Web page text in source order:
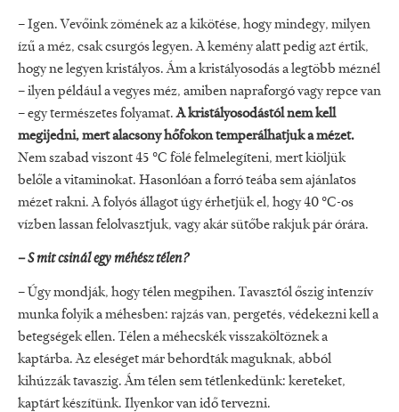
– Igen. Vevőink zömének az a kikötése, hogy mindegy, milyen
ízű a méz, csak csurgós legyen. A kemény alatt pedig azt értik,
hogy ne legyen kristályos. Ám a kristályosodás a legtöbb méznél
– ilyen például a vegyes méz, amiben napraforgó vagy repce van
– egy természetes folyamat.A kristályosodástól nem kell
megijedni, mert alacsony hőfokon temperálhatjuk a mézet.
Nem szabad viszont 45 °C fölé felmelegíteni, mert kiöljük
belőle a vitaminokat. Hasonlóan a forró teába sem ajánlatos
mézet rakni. A folyós állagot úgy érhetjük el, hogy 40 °C-os
vízben lassan felolvasztjuk, vagy akár sütőbe rakjuk pár órára.
– S mit csinál egy méhész télen?
– Úgy mondják, hogy télen megpihen. Tavasztól őszig intenzív
munka folyik a méhesben: rajzás van, pergetés, védekezni kell a
betegségek ellen. Télen a méhecskék visszaköltöznek a
kaptárba. Az eleséget már behordták maguknak, abból
kihúzzák tavaszig. Ám télen sem tétlenkedünk: kereteket,
kaptárt készítünk. Ilyenkor van idő tervezni.